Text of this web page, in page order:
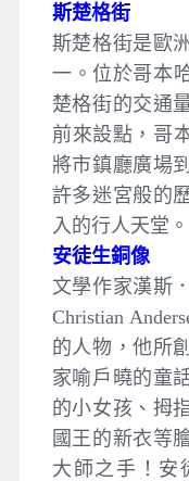
斯楚格街
斯楚格街是歐
一。位於哥本
楚格街的交通
前來設點，哥
將市鎮廳廣場
許多迷宮般的
入的行人天堂。
安徒生銅像
文學作家漢斯
Christian
的人物，他所
家喻戶曉的童
的小女孩、拇
國王的新衣等
大師之手！安